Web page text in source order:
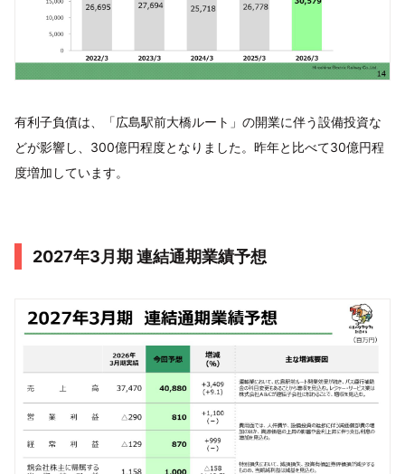
有利子負債は、「広島駅前大橋ルート」の開業に伴う設備投資な
どが影響し、300億円程度となりました。昨年と比べて30億円程
度増加しています。
2027年3月期 連結通期業績予想